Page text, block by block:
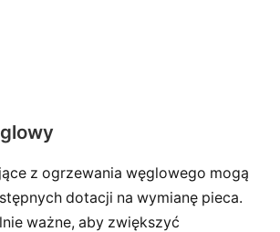
z ogrzewania węglowego mogą
dotacji na wymianę pieca.
ważne, aby zwiększyć